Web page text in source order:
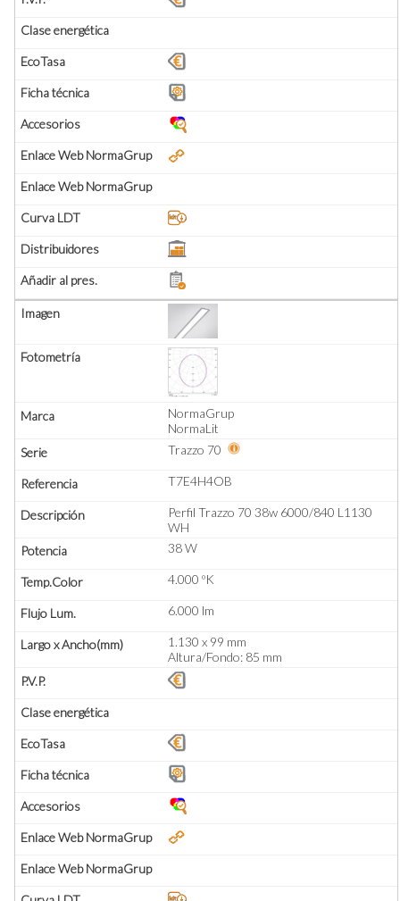
NormaGrup
NormaLit
Trazzo 70
T7E4H4OB
Perfil Trazzo 70 38w 6000/840 L1130
WH
38 W
4.000 ºK
6.000 lm
1.130 x 99 mm
Altura/Fondo: 85 mm